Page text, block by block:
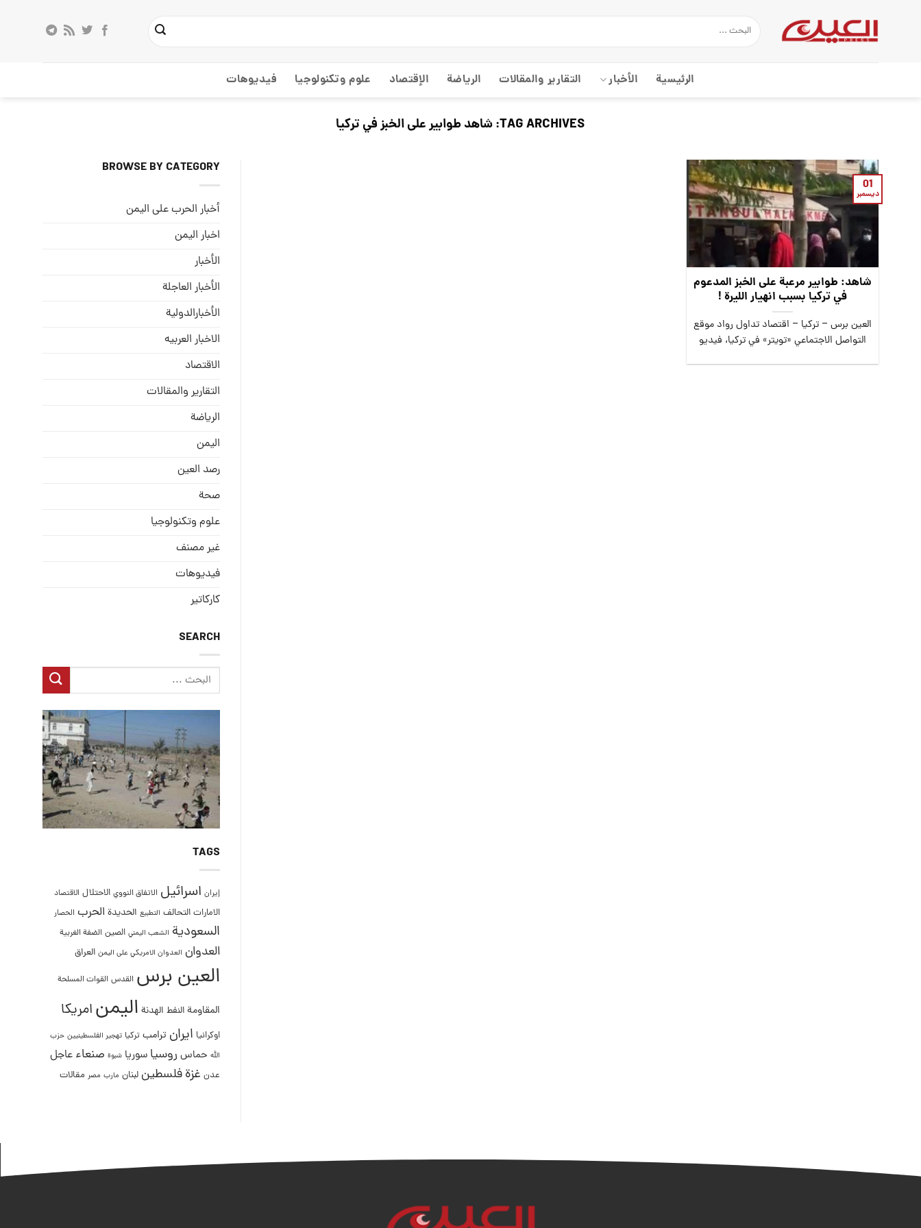
الرئيسية الأخبار التقارير والمقالات الریاضة الإقتصاد علوم وتكنولوجيا فيديوهات
TAG ARCHIVES: شاهد طوابير على الخبز في تركيا
شاهد: طوابير مرعبة على الخبز المدعوم
في تركيا بسبب انهيار الليرة !
العين برس – تركيا – اقتصاد تداول رواد موقع
التواصل الاجتماعي «تويتر» في تركيا، فيديو
01
ديسمبر
BROWSE BY CATEGORY
أخبار الحرب على اليمن
اخبار اليمن
الأخبار
الأخبار العاجلة
الأخبارالدولية
الاخبار العربيه
الاقتصاد
التقارير والمقالات
الریاضة
الیمن
رصد العین
صحة
علوم وتكنولوجيا
غير مصنف
فيديوهات
كاركاتير
SEARCH
TAGS
إيران اسرائيل الاتفاق النووي الاحتلال الاقتصاد
الامارات التحالف التطبيع الحديدة الحرب الحصار
السعودية الشعب اليمني الصين الضفة الغربية
العدوان العدوان الامريكي على اليمن العراق
العين برس القدس القوات المسلحة
المقاومةالنفط الهدنة اليمنامريكا
اوكرانيا ايران ترامب تركيا تهجير الفلسطينيين حزب
الله حماس روسيا سوريا شبوة صنعاء عاجل
عدن غزةفلسطين لبنان مارب مصر مقالات